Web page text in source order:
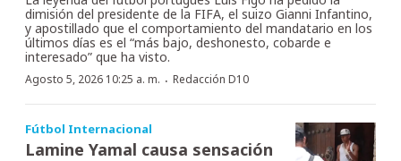
dimisión del presidente de la FIFA, el suizo Gianni Infantino,
y apostillado que el comportamiento del mandatario en los
últimos días es el “más bajo, deshonesto, cobarde e
interesado” que ha visto.
Agosto 5, 2026 10:25 a. m. · Redacción D10
Fútbol Internacional
Lamine Yamal causa sensación